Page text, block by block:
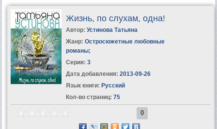
Жизнь, по слухам, одна!
Автор: Устинова Татьяна
Жанр: Остросюжетные любовные
романы;
Серия: 3
Дата добавления: 2013-09-26
Язык книги: Русский
Кол-во страниц: 75
0